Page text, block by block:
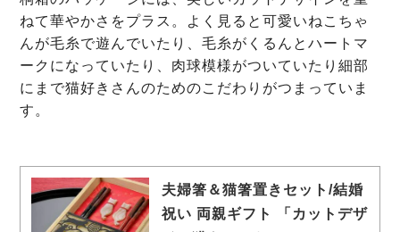
ねて華やかさをプラス。よく見ると可愛いねこちゃ
んが毛糸で遊んでいたり、毛糸がくるんとハートマ
ークになっていたり、肉球模様がついていたり細部
にまで猫好きさんのためのこだわりがつまっていま
す。
夫婦箸＆猫箸置きセット/結婚
祝い 両親ギフト 「カットデザ